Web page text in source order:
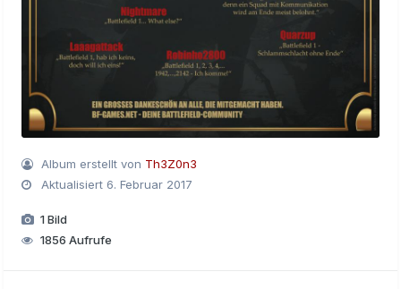
Album erstellt von Th3Z0n3
Aktualisiert 6. Februar 2017
1 Bild
1856 Aufrufe